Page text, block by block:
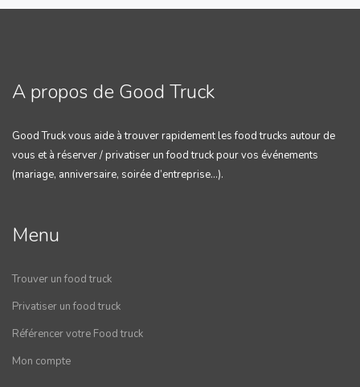
A propos de Good Truck
Good Truck vous aide à trouver rapidement les food trucks autour de
vous et à réserver / privatiser un food truck pour vos événements
(mariage, anniversaire, soirée d’entreprise…).
Menu
Trouver un food truck
Privatiser un food truck
Référencer votre Food truck
Mon compte